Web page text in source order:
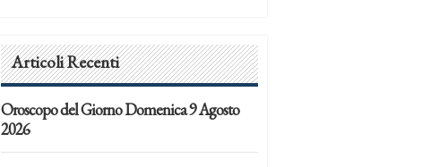
Articoli Recenti
Oroscopo del Giorno Domenica 9 Agosto
2026